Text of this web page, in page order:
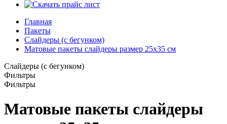
Главная
Пакеты
Слайдеры (с бегунком)
Матовые пакеты слайдеры размер 25x35 см
Слайдеры (с бегунком)
Фильтры
Фильтры
Матовые пакеты слайдеры